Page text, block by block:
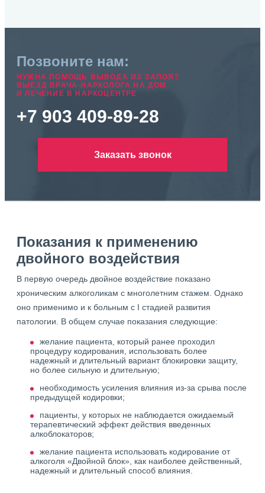
Позвоните нам:
НУЖНА ПОМОЩЬ ВЫВОДА ИЗ ЗАПОЯ?
ВЫЕЗД ВРАЧА-НАРКОЛОГА НА ДОМ
И ЛЕЧЕНИЕ В НАРКОЦЕНТРЕ
+7 903 409-89-28
Заказать звонок
Показания к применению
двойного воздействия
В первую очередь двойное воздействие показано
хроническим алкоголикам с многолетним стажем. Однако
оно применимо и к больным с I стадией развития
патологии. В общем случае показания следующие:
желание пациента, который ранее проходил
процедуру кодирования, использовать более
надежный и длительный вариант блокировки защиту,
но более сильную и длительную;
необходимость усиления влияния из-за срыва после
предыдущей кодировки;
пациенты, у которых не наблюдается ожидаемый
терапевтический эффект действия введенных
алкоблокаторов;
желание пациента использовать кодирование от
алкоголя «Двойной блок», как наиболее действенный,
надежный и длительный способ влияния.